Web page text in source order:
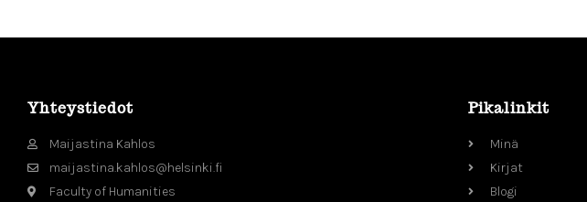
Yhteystiedot
Maijastina Kahlos
maijastina.kahlos@helsinki.fi
Faculty of Humanities
Pikalinkit
Minä
Kirjat
Blogi